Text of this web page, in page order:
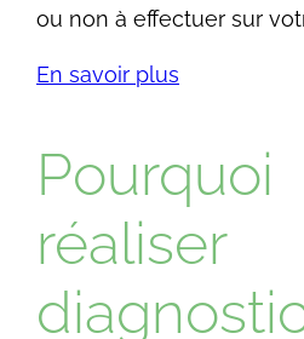
ou non à effectuer sur
En savoir plus